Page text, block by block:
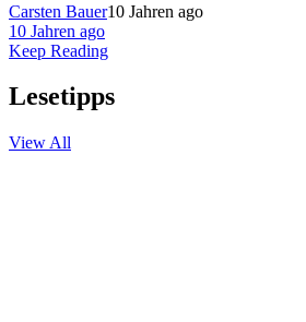
Carsten Bauer10 Jahren ago
10 Jahren ago
Keep Reading
Lesetipps
View All